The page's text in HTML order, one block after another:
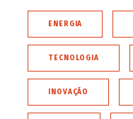
ENERGIA
TECNOLOGIA
INOVAÇÃO